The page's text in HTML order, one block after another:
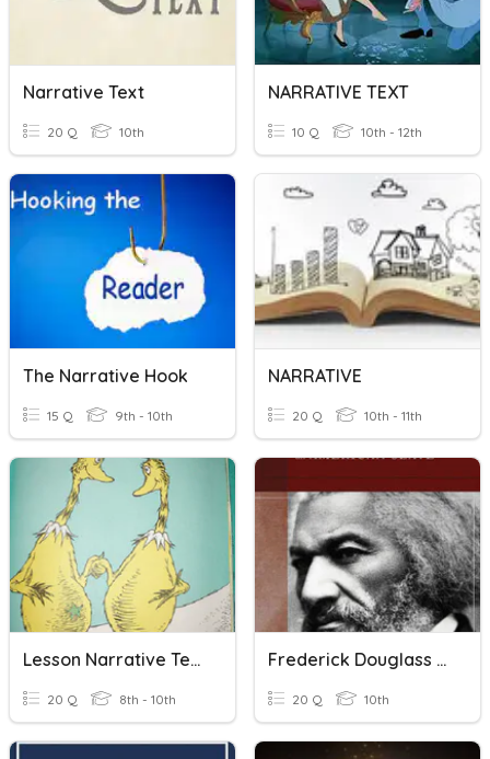
Narrative Text
20 Q 10th
NARRATIVE TEXT
10 Q 10th - 12th
The Narrative Hook
15 Q 9th - 10th
NARRATIVE
20 Q 10th - 11th
Lesson Narrative Terms
20 Q 8th - 10th
Frederick Douglass Narrative Chapters 1-3
20 Q 10th